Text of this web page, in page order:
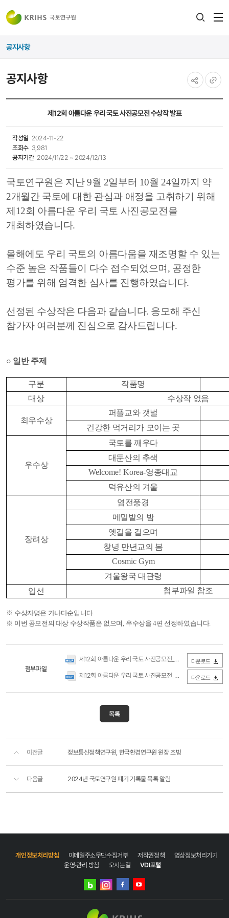
공지사항
공지사항
제12회 아름다운 우리 국토 사진공모전 수상작 발표
작성일 2024-11-22
조회수 3,981
공지기간 2024/11/22 ~ 2024/12/13
국토연구원은 지난 9월 2일부터 10월 24일까지 약
2개월간 국토에 대한 관심과 애정을 고취하기 위해
제12회 아름다운 우리 국토 사진공모전을
개최하였습니다.
올해에도 우리 국토의 아름다움을 재조명할 수 있는
수준 높은 작품들이 다수 접수되었으며, 공정한
평가를 위해 엄격한 심사를 진행하였습니다.
선정된 수상작은 다음과 같습니다. 응모해 주신
참가자 여러분께 진심으로 감사드립니다.
○ 일반 주제
구분
작품명
대상
수상작 없음
최우수상
퍼플교와 갯벌
건강한 먹거리가 모이는 곳
우수상
국토를 깨우다
대둔산의 추색
Welcome! Korea-영종대교
덕유산의 겨울
장려상
염전풍경
메밀밭의 밤
옛길을 걸으며
창녕 만년교의 봄
Cosmic Gym
겨울왕국 대관령
입선
첨부파일 참조
※ 수상자명은 가나다순입니다.
※ 이번 공모전의 대상 수상작품은 없으며 , 우수상을4편 선정하였습니다.
첨부파일
제12회 아름다운 우리 국토 사진공모전_입선 수상작 명단_홈페이지.hwp 다운로드
제12회 아름다운 우리 국토 사진공모전_입선 수상작 명단_홈페이지.hwp 다운로드
목록
이전글 정보통신정책연구원, 한국환경연구원 원장 초빙
다음글 2024년 국토연구원 폐기 기록물 목록 알림
개인정보처리방침 이메일주소무단수집거부 저작권정책
영상정보처리기기
운영·관리 방침
오시는길 VDI포털
네이버
인스타그램